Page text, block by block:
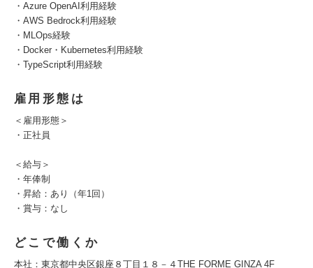
・Azure OpenAI利用経験
・AWS Bedrock利用経験
・MLOps経験
・Docker・Kubernetes利用経験
・TypeScript利用経験
雇用形態は
＜雇用形態＞
・正社員
＜給与＞
・年俸制
・昇給：あり（年1回）
・賞与：なし
どこで働くか
本社：東京都中央区銀座８丁目１８－４THE FORME GINZA 4F